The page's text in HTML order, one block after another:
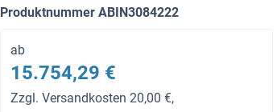
Produktnummer ABIN3084222
ab
15.754,29 €
Zzgl. Versandkosten 20,00 €,